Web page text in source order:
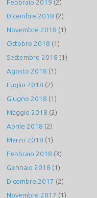
Febbraio 2019 (2)
Dicembre 2018 (2)
Novembre 2018 (1)
Ottobre 2018 (1)
Settembre 2018 (1)
Agosto 2018 (1)
Luglio 2018 (2)
Giugno 2018 (1)
Maggio 2018 (2)
Aprile 2018 (2)
Marzo 2018 (1)
Febbraio 2018 (3)
Gennaio 2018 (1)
Dicembre 2017 (2)
Novembre 2017 (1)